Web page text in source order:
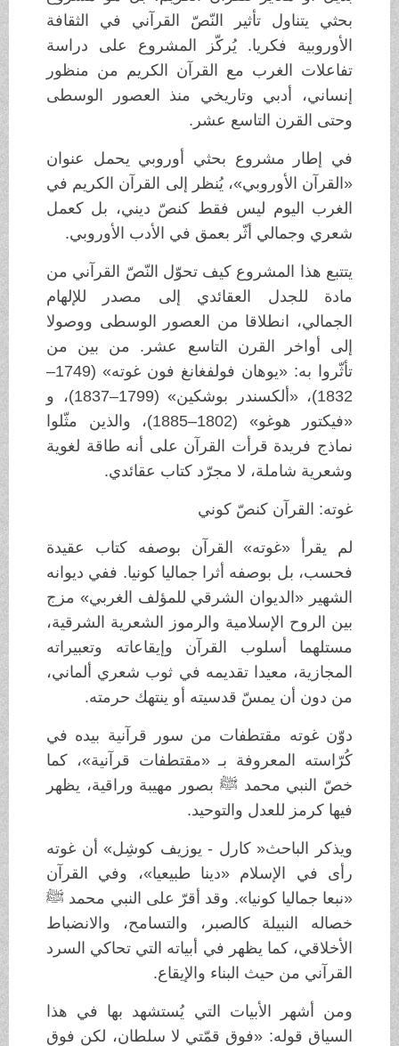
بحثي يتناول تأثير النّصّ القرآني في الثقافة
الأوروبية فكريا. يُركّز المشروع على دراسة
تفاعلات الغرب مع القرآن الكريم من منظور
إنساني، أدبي وتاريخي منذ العصور الوسطى
وحتى القرن التاسع عشر.
في إطار مشروع بحثي أوروبي يحمل عنوان
«القرآن الأوروبي»، يُنظر إلى القرآن الكريم في
الغرب اليوم ليس فقط كنصّ ديني، بل كعمل
شعري وجمالي أثّر بعمق في الأدب الأوروبي.
يتتبع هذا المشروع كيف تحوّل النّصّ القرآني من
مادة للجدل العقائدي إلى مصدر للإلهام
الجمالي، انطلاقا من العصور الوسطى ووصولا
إلى أواخر القرن التاسع عشر. من بين من
تأثّروا به: «يوهان فولفغانغ فون غوته» (1749–
1832)، «ألكسندر بوشكين» (1799–1837)، و
«فيكتور هوغو» (1802–1885)، والذين مثّلوا
نماذج فريدة قرأت القرآن على أنه طاقة لغوية
وشعرية شاملة، لا مجرّد كتاب عقائدي.
غوته: القرآن كنصّ كوني
لم يقرأ «غوته» القرآن بوصفه كتاب عقيدة
فحسب، بل بوصفه أثرا جماليا كونيا. ففي ديوانه
الشهير «الديوان الشرقي للمؤلف الغربي» مزج
بين الروح الإسلامية والرموز الشعرية الشرقية،
مستلهما أسلوب القرآن وإيقاعاته وتعبيراته
المجازية، معيدا تقديمه في ثوب شعري ألماني،
من دون أن يمسّ قدسيته أو ينتهك حرمته.
دوّن غوته مقتطفات من سور قرآنية بيده في
كُرّاسته المعروفة بـ «مقتطفات قرآنية»، كما
خصّ النبي محمد ﷺ بصور مهيبة وراقية، يظهر
فيها كرمز للعدل والتوحيد.
ويذكر الباحث« كارل - يوزيف كوشِل» أن غوته
رأى في الإسلام «دينا طبيعيا»، وفي القرآن
«نبعا جماليا كونيا». وقد أقرّ على النبي محمد ﷺ
خصاله النبيلة كالصبر، والتسامح، والانضباط
الأخلاقي، كما يظهر في أبياته التي تحاكي السرد
القرآني من حيث البناء والإيقاع.
ومن أشهر الأبيات التي يُستشهد بها في هذا
السياق قوله: «فوق قمّتي لا سلطان، لكن فوق